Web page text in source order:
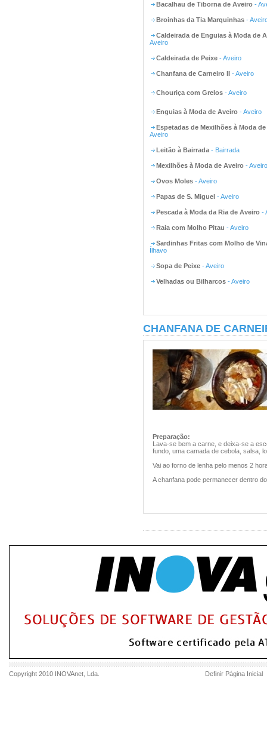
Bacalhau de Tiborna de Aveiro -
Broinhas da Tia Marquinhas -
Caldeirada de Enguias à Moda de
Aveiro
Caldeirada de Peixe - Aveiro
Chanfana de Carneiro II - Aveiro
Chouriça com Grelos - Aveiro
Enguias à Moda de Aveiro - Aveiro
Espetadas de Mexilhões à Moda
Aveiro
Leitão à Bairrada - Bairrada
Mexilhões à Moda de Aveiro - Aveiro
Ovos Moles - Aveiro
Papas de S. Miguel - Aveiro
Pescada à Moda da Ria de Aveiro -
Raia com Molho Pitau - Aveiro
Sardinhas Fritas com Molho de
Ílhavo
Sopa de Peixe - Aveiro
Velhadas ou Bilharcos - Aveiro
CHANFANA DE
Preparação:
Lava-se bem a carne, e deixa-se a
fundo, uma camada de cebola, salsa,
Vai ao forno de lenha pelo menos 2
A chanfana pode permanecer dentro
Copyright 2010 INOVAnet , Lda. Definir Página Inicial